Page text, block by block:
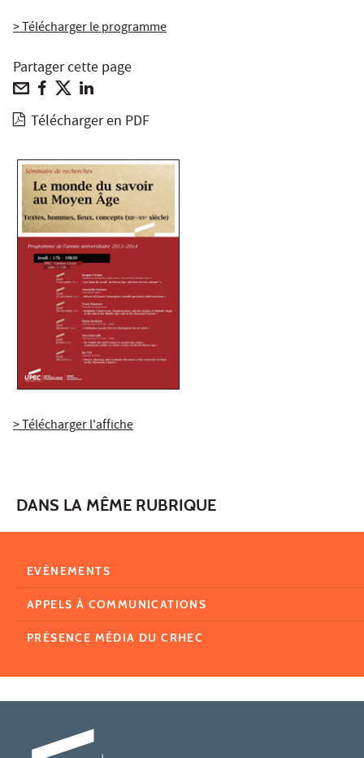
> Télécharger le programme
Partager cette page
Télécharger en PDF
> Télécharger l'affiche
DANS LA MÊME RUBRIQUE
EVÈNEMENTS
APPELS À COMMUNICATIONS
PRÉSENCE MÉDIA DU CRHEC